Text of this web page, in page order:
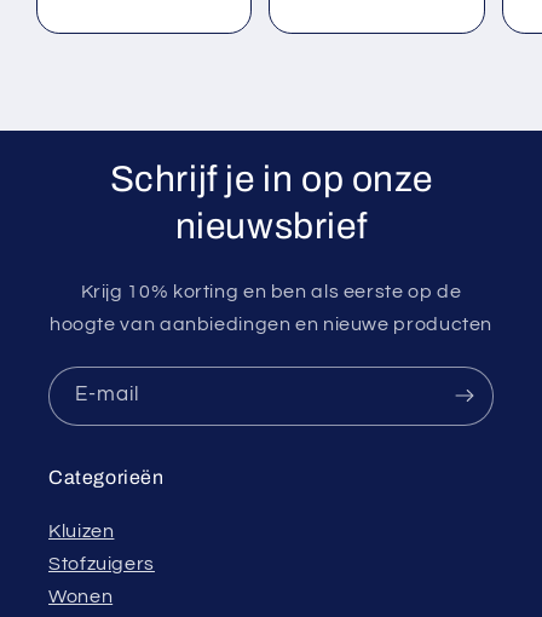
Schrijf je in op onze
nieuwsbrief
Krijg 10% korting en ben als eerste op de
hoogte van aanbiedingen en nieuwe producten
E‑mail
Categorieën
Kluizen
Stofzuigers
Wonen